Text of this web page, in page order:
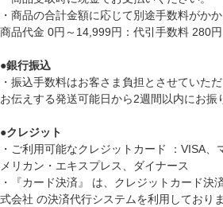
・商品の合計金額に応じて別途手数料がか
商品代金 0円～14,999円：代引手数料 280
●銀行振込
・振込手数料はお客さま負担とさせていた
お伝えする発送可能日から2週間以内にお振
●クレジット
・ご利用可能なクレジットカード ：VISA、
メリカン・エキスプレス、ダイナース
・『カード決済』 は、クレジットカード決
式会社 の決済代行システムを利用しておりま